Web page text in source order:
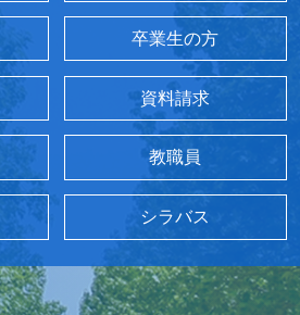
卒業生の方
資料請求
教職員
シラバス